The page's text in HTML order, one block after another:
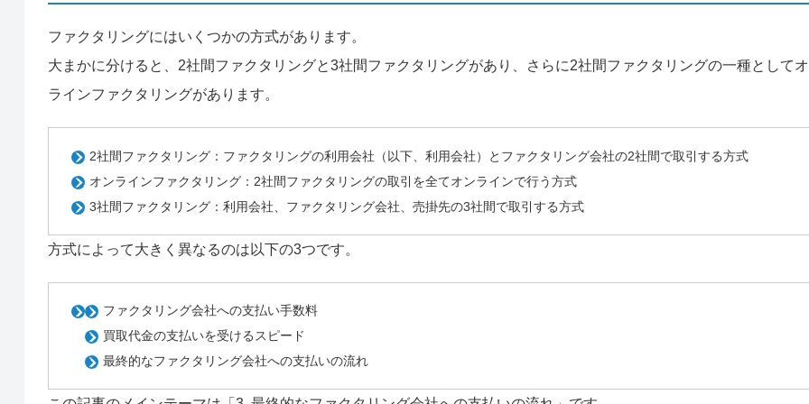
ファクタリングにはいくつかの方式があります。
大まかに分けると、2社間ファクタリングと3社間ファクタリングがあり、さらに2社間ファクタリングの一種として
ラインファクタリングがあります。
2社間ファクタリング：ファクタリングの利用会社（以下、利用会社）とファクタリング会社の2社間で取引する方式
オンラインファクタリング：2社間ファクタリングの取引を全てオンラインで行う方式
3社間ファクタリング：利用会社、ファクタリング会社、売掛先の3社間で取引する方式
方式によって大きく異なるのは以下の3つです。
ファクタリング会社への支払い手数料
買取代金の支払いを受けるスピード
最終的なファクタリング会社への支払いの流れ